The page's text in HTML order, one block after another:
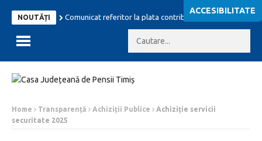
NOUTĂȚI Comunicat referitor la plata contributiilor sociale
Home Transparență Achiziții Publice
Achiziție servicii
securitate 2025
ACCESIBILITATE